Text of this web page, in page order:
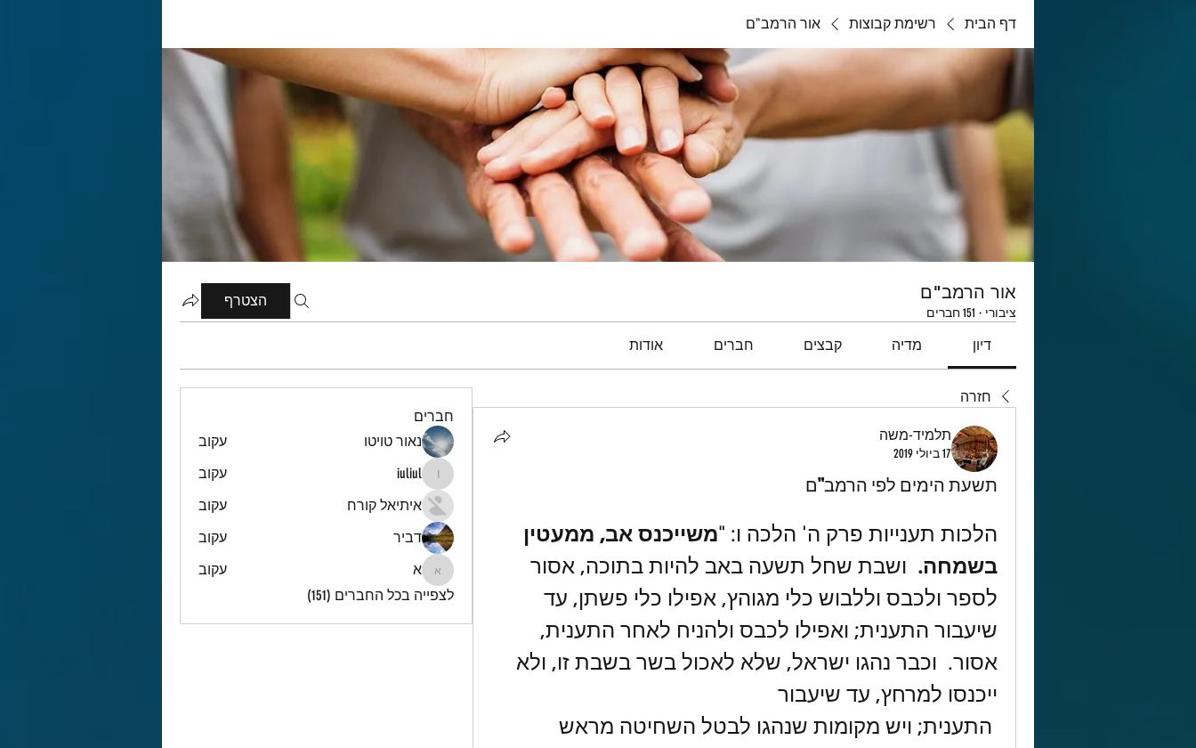
דף הבית רשימת קבוצות אור הרמב"ם
אור הרמב"ם
ציבורי · 151 חברים
הצטרף
דיון מדיה קבצים חברים אודות
חזרה
תלמיד-משה
17 ביולי 2019
תשעת הימים לפי הרמב"ם
הלכות תענייות פרק ה' הלכה ו: "
בשמחה.
ייכנסו למרחץ, עד שיעבור
חברים
נאור טויטו
עקוב
iuliul
iuliul
עקוב
איתיאל קורח
עקוב
דביר
עקוב
א
עקוב
לצפייה בכל החברים (151)